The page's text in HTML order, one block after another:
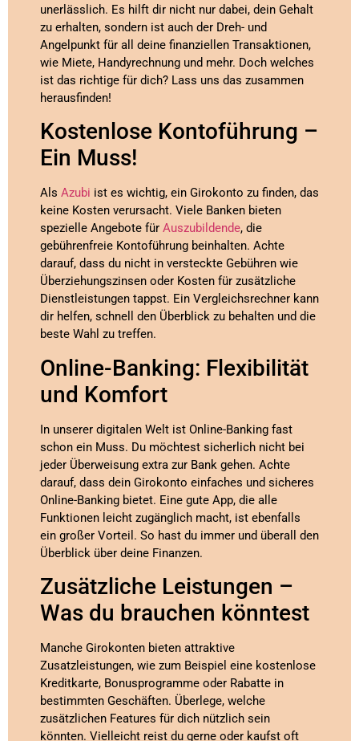
unerlässlich. Es hilft dir nicht nur dabei, dein Gehalt
zu erhalten, sondern ist auch der Dreh- und
Angelpunkt für all deine finanziellen Transaktionen,
wie Miete, Handyrechnung und mehr. Doch welches
ist das richtige für dich? Lass uns das zusammen
herausfinden!
Kostenlose Kontoführung –
Ein Muss!
Als Azubi ist es wichtig, ein Girokonto zu finden, das
keine Kosten verursacht. Viele Banken bieten
spezielle Angebote für Auszubildende, die
gebührenfreie Kontoführung beinhalten. Achte
darauf, dass du nicht in versteckte Gebühren wie
Überziehungszinsen oder Kosten für zusätzliche
Dienstleistungen tappst. Ein Vergleichsrechner kann
dir helfen, schnell den Überblick zu behalten und die
beste Wahl zu treffen.
Online-Banking: Flexibilität
und Komfort
In unserer digitalen Welt ist Online-Banking fast
schon ein Muss. Du möchtest sicherlich nicht bei
jeder Überweisung extra zur Bank gehen. Achte
darauf, dass dein Girokonto einfaches und sicheres
Online-Banking bietet. Eine gute App, die alle
Funktionen leicht zugänglich macht, ist ebenfalls
ein großer Vorteil. So hast du immer und überall den
Überblick über deine Finanzen.
Zusätzliche Leistungen –
Was du brauchen könntest
Manche Girokonten bieten attraktive
Zusatzleistungen, wie zum Beispiel eine kostenlose
Kreditkarte, Bonusprogramme oder Rabatte in
bestimmten Geschäften. Überlege, welche
zusätzlichen Features für dich nützlich sein
könnten. Vielleicht reist du gerne oder kaufst oft